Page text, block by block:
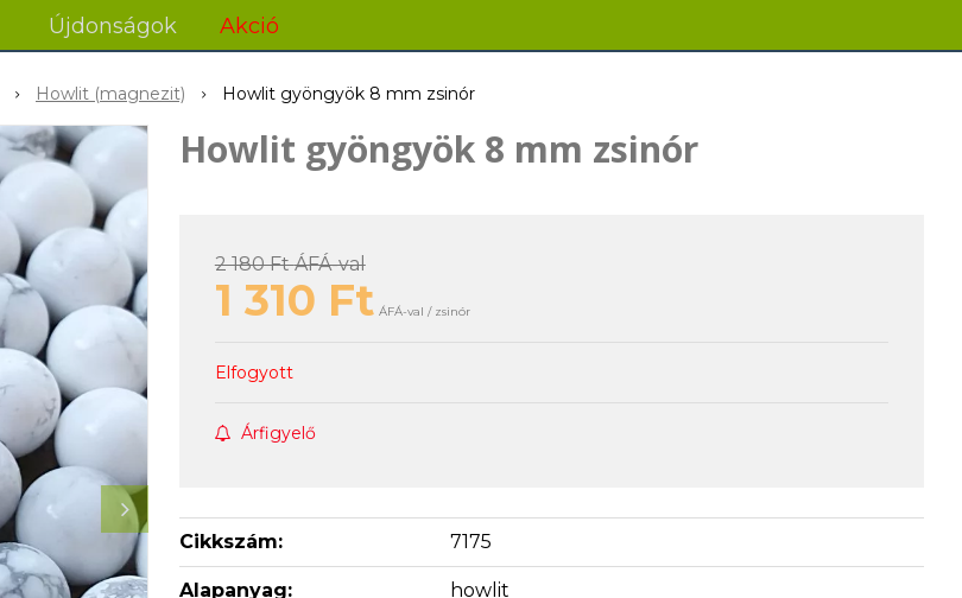
Újdonságok
Akció
Howlit (magnezit) Howlit gyöngyök 8 mm zsinór
Howlit gyöngyök 8 mm zsinór
2 180 FtÁFÁ-val
1 310 Ft ÁFÁ-val / zsinór
Elfogyott
Árfigyelő
Cikkszám: 7175
Alapanyag: howlit